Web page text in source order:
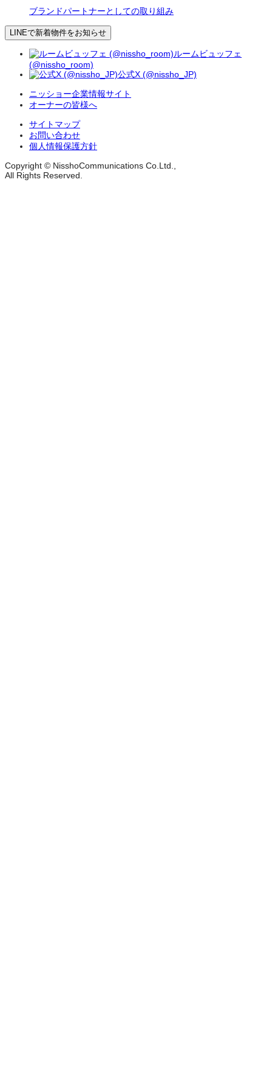
ブランドパートナーとしての取り組み
LINEで新着物件をお知らせ
ルームビュッフェ
(@nissho_room)
公式X (@nissho_JP)
ニッショー企業情報サイト
オーナーの皆様へ
サイトマップ
お問い合わせ
個人情報保護方針
Copyright © NisshoCommunications Co.Ltd.,
All Rights Reserved.